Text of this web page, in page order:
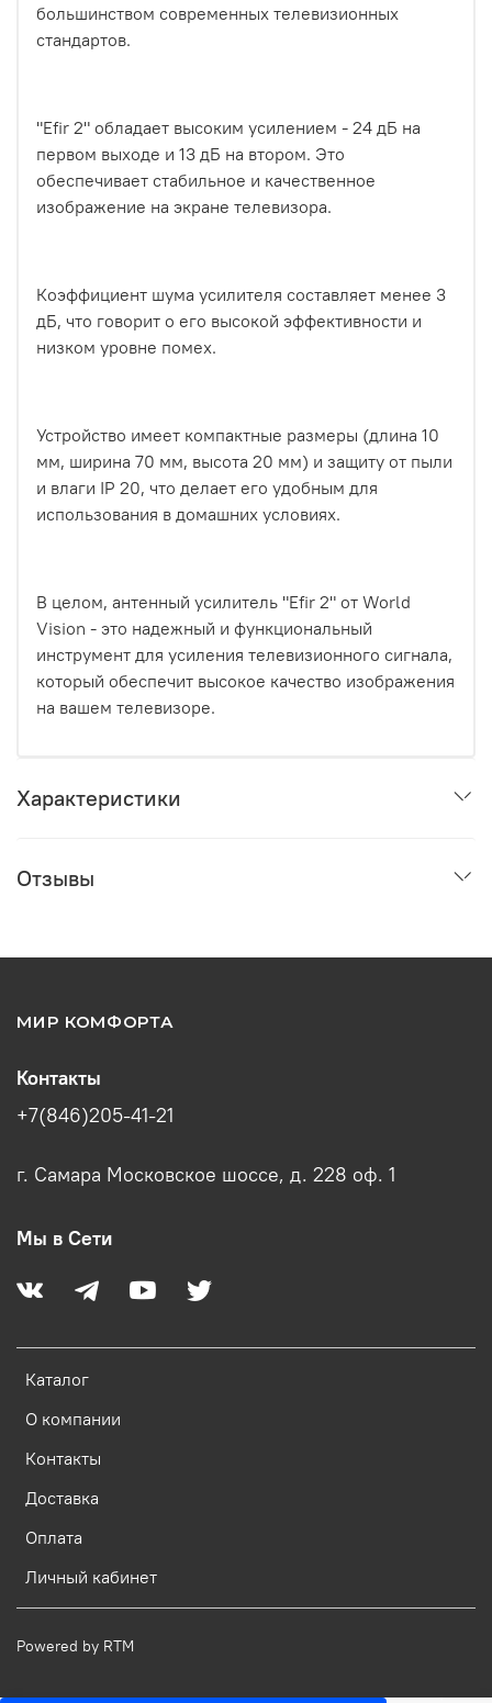
большинством современных телевизионных
стандартов.
"Efir 2" обладает высоким усилением - 24 дБ на
первом выходе и 13 дБ на втором. Это
обеспечивает стабильное и качественное
изображение на экране телевизора.
Коэффициент шума усилителя составляет менее 3
дБ, что говорит о его высокой эффективности и
низком уровне помех.
Устройство имеет компактные размеры (длина 10
мм, ширина 70 мм, высота 20 мм) и защиту от пыли
и влаги IP 20, что делает его удобным для
использования в домашних условиях.
В целом, антенный усилитель "Efir 2" от World
Vision - это надежный и функциональный
инструмент для усиления телевизионного сигнала,
который обеспечит высокое качество изображения
на вашем телевизоре.
Характеристики
Отзывы
МИР КОМФОРТА
Каталог
О компании
Контакты
Доставка
Оплата
Личный кабинет
Контакты
+7(846)205-41-21
г. Самара Московское шоссе, д. 228 оф. 1
Мы в Сети
Powered by RTM